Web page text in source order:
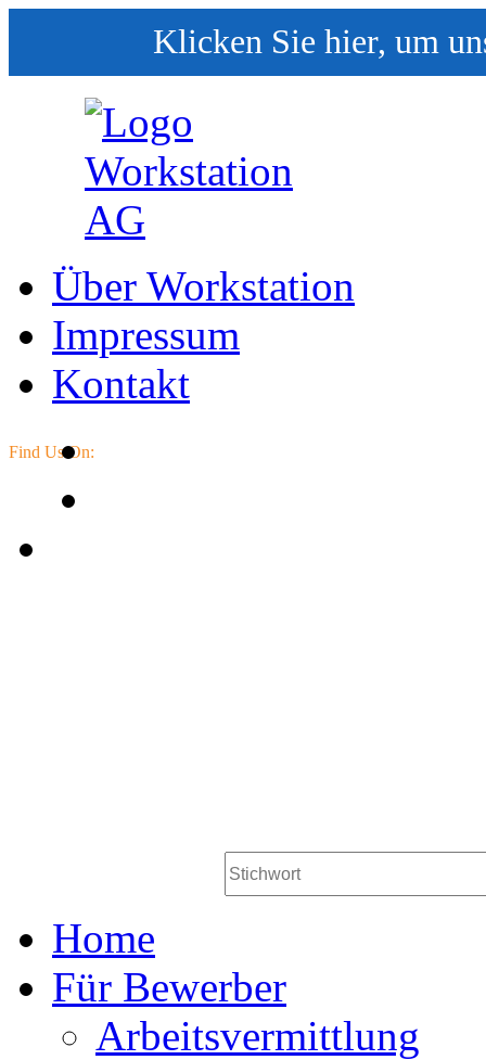
Klicken Sie hier, um
Über Workstation
Impressum
Kontakt
Find Us On:
Home
Für Bewerber
Arbeitsvermittlung